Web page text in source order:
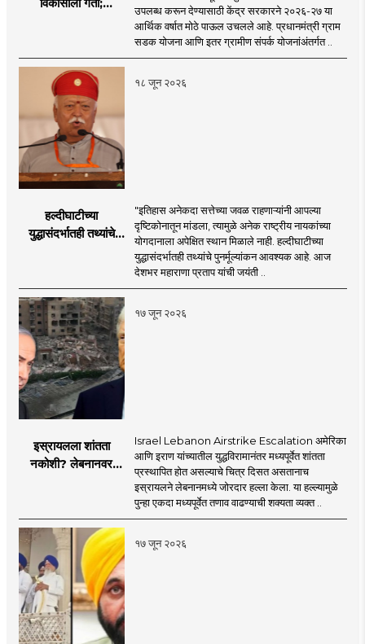
लक्ष्य!
उपलब्ध करून देण्यासाठी केंद्र सरकारने २०२६-२७ या
आर्थिक वर्षात मोठे पाऊल उचलले आहे. प्रधानमंत्री ग्राम
सडक योजना आणि इतर ग्रामीण संपर्क योजनांअंतर्गत ..
१८ जून २०२६
हल्दीघाटीच्या
युद्धासंदर्भातही तथ्यांचे
मोहनजी भागवत
"इतिहास अनेकदा सत्तेच्या जवळ राहणाऱ्यांनी आपल्या
दृष्टिकोनातून मांडला, त्यामुळे अनेक राष्ट्रीय नायकांच्या
योगदानाला अपेक्षित स्थान मिळाले नाही. हल्दीघाटीच्या
युद्धासंदर्भातही तथ्यांचे पुनर्मूल्यांकन आवश्यक आहे. आज
देशभर महाराणा प्रताप यांची जयंती ..
१७ जून २०२६
इस्रायलला शांतता
नकोशी? लेबनानवर
इराण-अमेरिकेत आरोप-
प्रत्यारोप
Israel Lebanon Airstrike Escalation अमेरिका
आणि इराण यांच्यातील युद्धविरामानंतर मध्यपूर्वेत शांतता
प्रस्थापित होत असल्याचे चित्र दिसत असतानाच
इस्रायलने लेबनानमध्ये जोरदार हल्ला केला. या हल्ल्यामुळे
पुन्हा एकदा मध्यपूर्वेत तणाव वाढण्याची शक्यता व्यक्त ..
१७ जून २०२६